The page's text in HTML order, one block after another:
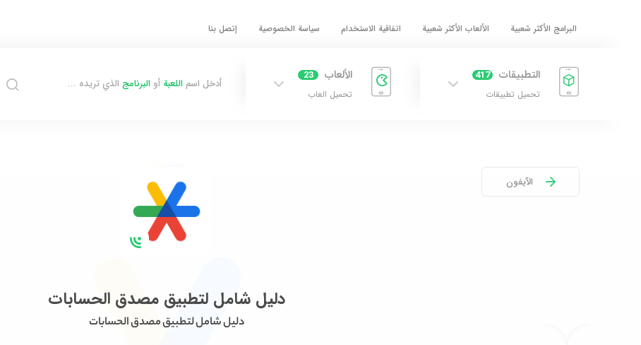
البرامج الأكثر شعبية الألعاب الأكثر شعبية اتفاقية الاستخدام سياسة الخصوصية إتصل بنا
التطبيقات 417
تحميل تطبيقات
الألعاب 23
تحميل العاب
أدخل اسم اللعبة أو البرنامج الذي تريده ...
الآيفون
دليل شامل لتطبيق مصدق الحسابات
دليل شامل لتطبيق مصدق الحسابات